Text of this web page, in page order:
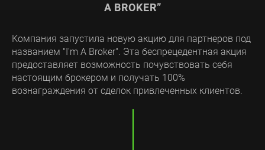
A BROKER”
Компания запустила новую акцию для партнеров под
названием "I'm A Broker". Эта беспрецедентная акция
предоставляет возможность почувствовать себя
настоящим брокером и получать 100%
вознаграждения от сделок привлеченных клиентов.